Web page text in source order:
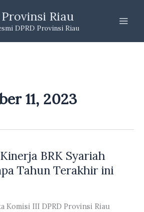
Riau
DPRD Provinsi Riau
11, 2023
BRK Syariah
Tahun Terakhir ini
Komisi III DPRD Provinsi Riau